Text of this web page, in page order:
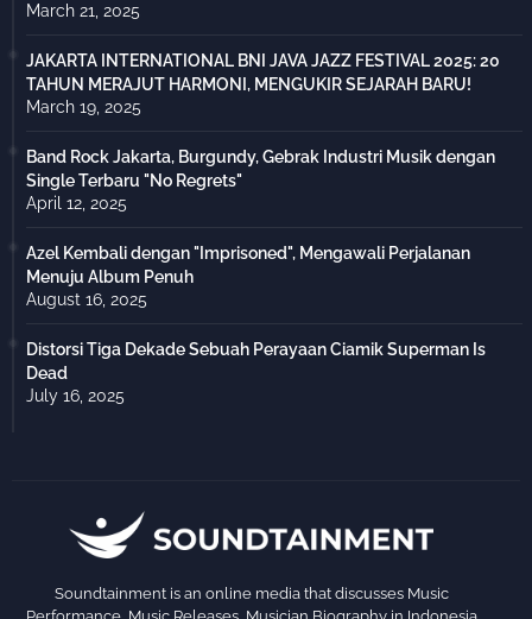
March 21, 2025
JAKARTA INTERNATIONAL BNI JAVA JAZZ FESTIVAL 2025: 20
TAHUN MERAJUT HARMONI, MENGUKIR SEJARAH BARU!
March 19, 2025
Band Rock Jakarta, Burgundy, Gebrak Industri Musik dengan
Single Terbaru "No Regrets"
April 12, 2025
Azel Kembali dengan "Imprisoned", Mengawali Perjalanan
Menuju Album Penuh
August 16, 2025
Distorsi Tiga Dekade Sebuah Perayaan Ciamik Superman Is
Dead
July 16, 2025
Soundtainment is an online media that discusses Music